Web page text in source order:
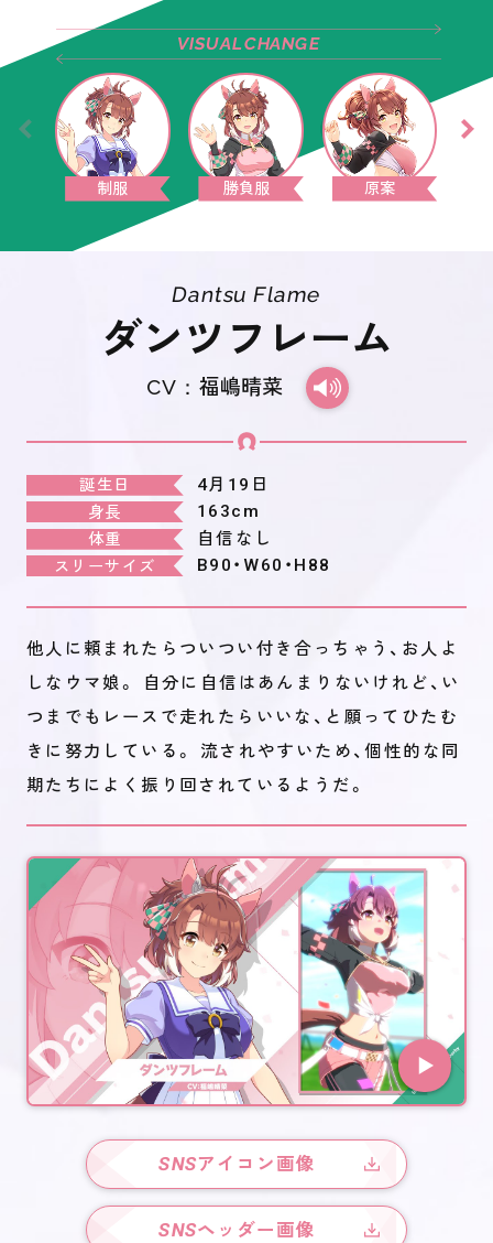
VISUALCHANGE
制服 勝負服 原案
Dantsu Flame
ダンツフレーム
CV：福嶋晴菜
誕生日 4月19日
身長 163cm
体重 自信なし
スリーサイズ B90・W60・H88
他人に頼まれたらついつい付き合っちゃう、お人よ
しなウマ娘。 自分に自信はあんまりないけれど、い
つまでもレースで走れたらいいな、と願ってひたむ
きに努力している。 流されやすいため、個性的な同
期たちによく振り回されているようだ。
SNSアイコン画像
SNSヘッダー画像